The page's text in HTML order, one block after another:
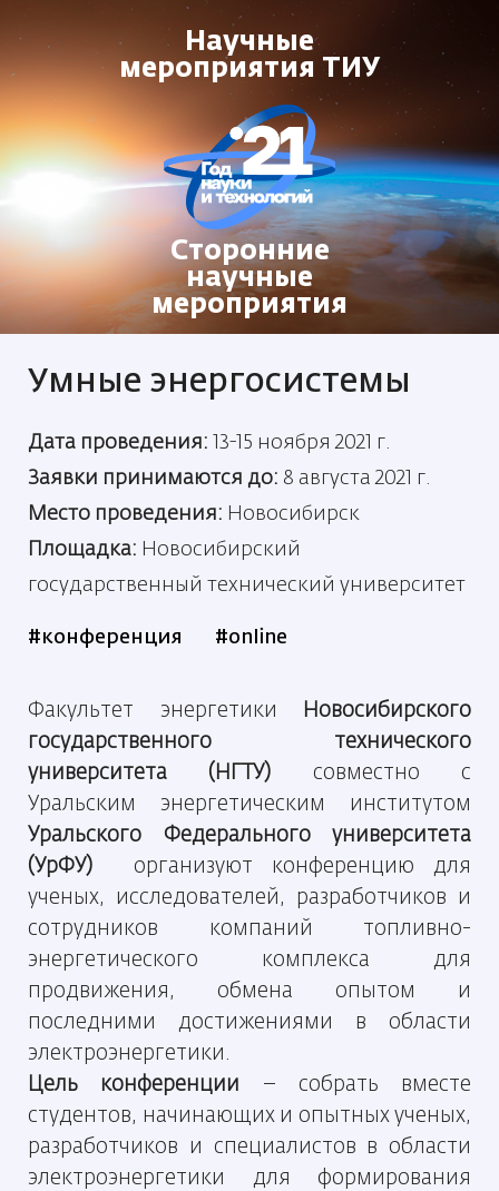
Научные
мероприятия ТИУ
Сторонние
научные
мероприятия
Умные энергосистемы
Дата проведения: 13-15 ноября 2021 г.
Заявки принимаются до: 8 августа 2021 г.
Место проведения: Новосибирск
Площадка: Новосибирский
государственный технический университет
#конференция #online
Факультет энергетики Новосибирского
государственного технического
университета (НГТУ) совместно с
Уральским энергетическим институтом
Уральского Федерального университета
(УрФУ)
организуют конференцию для
ученых, исследователей, разработчиков и
сотрудников компаний топливно-
энергетического комплекса для
продвижения, обмена опытом и
последними достижениями в области
электроэнергетики.
Цель конференции – собрать вместе
студентов, начинающих и опытных ученых,
разработчиков и специалистов в области
электроэнергетики для формирования